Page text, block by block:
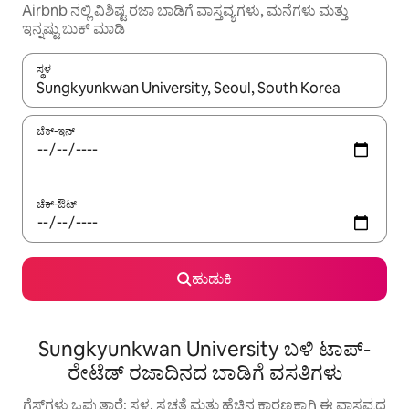
Airbnb ನಲ್ಲಿ ವಿಶಿಷ್ಟ ರಜಾ ಬಾಡಿಗೆ ವಾಸ್ತವ್ಯಗಳು, ಮನೆಗಳು ಮತ್ತು
ಇನ್ನಷ್ಟು ಬುಕ್ ಮಾಡಿ
ಸ್ಥಳ
ಫಲಿತಾಂಶಗಳು ಲಭ್ಯವಿರುವಾಗ, ಅಪ್ ಮತ್ತು ಡೌನ್ ಬಾಣದ ಕೀಲಿಗಳೊಂದಿಗೆ
ಚೆಕ್-ಇನ್
ಚೆಕ್-ಔಟ್
ಹುಡುಕಿ
Sungkyunkwan University ಬಳಿ ಟಾಪ್-
ರೇಟೆಡ್ ರಜಾದಿನದ ಬಾಡಿಗೆ ವಸತಿಗಳು
ಗೆಸ್ಟ್‌ಗಳು ಒಪ್ಪುತ್ತಾರೆ: ಸ್ಥಳ, ಸ್ವಚ್ಛತೆ ಮತ್ತು ಹೆಚ್ಚಿನ ಕಾರಣಕ್ಕಾಗಿ ಈ ವಾಸ್ತವ್ಯದ